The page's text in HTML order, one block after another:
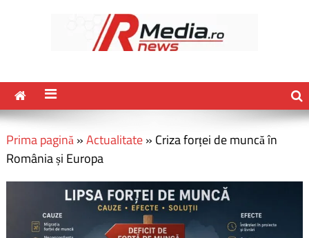
Prima pagină»Actualitate» Criza forței de muncă în
România și Europa